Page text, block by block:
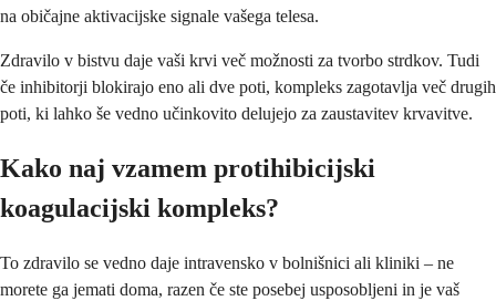
na običajne aktivacijske signale vašega telesa.
Zdravilo v bistvu daje vaši krvi več možnosti za tvorbo strdkov. Tudi
če inhibitorji blokirajo eno ali dve poti, kompleks zagotavlja več drugih
poti, ki lahko še vedno učinkovito delujejo za zaustavitev krvavitve.
Kako naj vzamem protihibicijski
koagulacijski kompleks?
To zdravilo se vedno daje intravensko v bolnišnici ali kliniki – ne
morete ga jemati doma, razen če ste posebej usposobljeni in je vaš